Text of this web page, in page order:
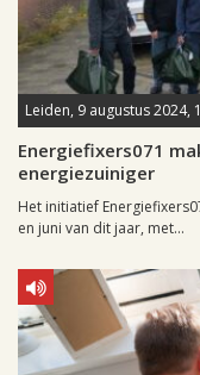
Leiden, 9 augustus 2024,
Energiefixers071
energiezuiniger
Het initiatief
en juni van dit jaar, met...